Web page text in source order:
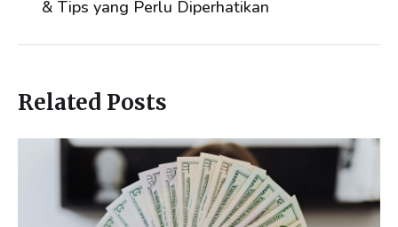
& Tips yang Perlu Diperhatikan
Related Posts